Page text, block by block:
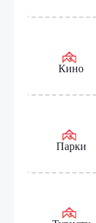
Кино
Парки